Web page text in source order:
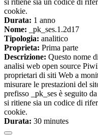
cookie.
Durata: 1 anno
Nome: _pk_ses.1.2d17
Tipologia: analitico
Proprieta: Prima parte
Descrizione: Questo nome
analisi web open source
proprietari di siti Web a
misurare le prestazioni del
prefisso _pk_ses è seguito
si ritiene sia un codice di
cookie.
Durata: 30 minutes